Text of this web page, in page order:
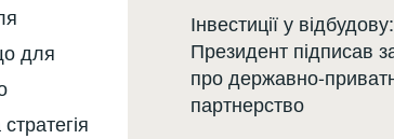
для
Інвестиції у відбудову:
Президент підписав
про державно-
партнерство